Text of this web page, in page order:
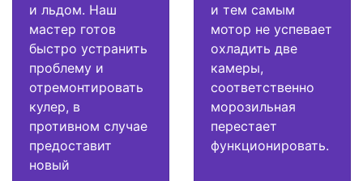
и льдом. Наш
мастер готов
быстро устранить
проблему и
отремонтировать
кулер, в
противном случае
предоставит
новый
и тем самым
мотор не успевает
охладить две
камеры,
соответственно
морозильная
перестает
функционировать.